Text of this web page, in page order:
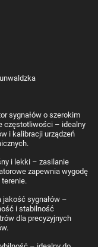
sygnałów o szerokim
częstotliwości – idealny
i kalibracji urządzeń
i lekki – zasilanie
zapewnia wygodę
jakość sygnałów –
i stabilność
dla precyzyjnych